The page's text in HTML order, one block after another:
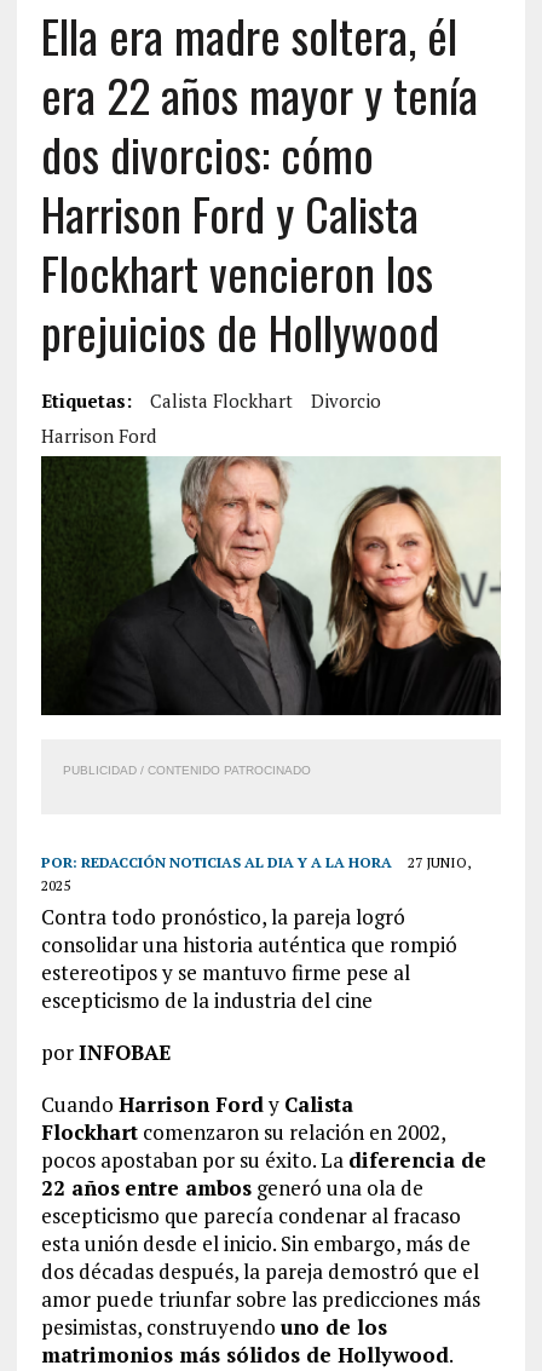
Ella era madre soltera, él
era 22 años mayor y tenía
dos divorcios: cómo
Harrison Ford y Calista
Flockhart vencieron los
prejuicios de Hollywood
Etiquetas: Calista Flockhart
Divorcio
Harrison Ford
PUBLICIDAD / CONTENIDO PATROCINADO
POR: REDACCIÓN NOTICIAS AL DIA Y A LA HORA
27 JUNIO,
2025
Contra todo pronóstico, la pareja logró
consolidar una historia auténtica que rompió
estereotipos y se mantuvo firme pese al
escepticismo de la industria del cine
porINFOBAE
Cuando Harrison Fordy Calista
Flockhartcomenzaron su relación en 2002,
pocos apostaban por su éxito. La diferencia de
22 años entre ambosgeneró una ola de
escepticismo que parecía condenar al fracaso
esta unión desde el inicio. Sin embargo, más de
dos décadas después, la pareja demostró que el
amor puede triunfar sobre las predicciones más
pesimistas, construyendo uno de los
matrimonios más sólidos de Hollywood.